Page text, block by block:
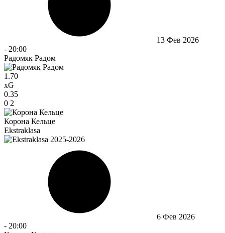
13 Фев 2026
- 20:00
Радомяк Радом
1.70
xG
0.35
0 2
Корона Кельце
Ekstraklasa
6 Фев 2026
- 20:00